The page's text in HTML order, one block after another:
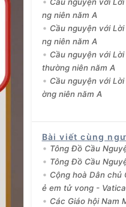
ng niên năm A
Cầu nguyện với
ng niên năm A
Cầu nguyện với
thường niên năm A
Cầu nguyện với
ờng niên năm A
Bài viết cùng
Tông Đồ Cầu
Tông Đồ Cầu
Cộng hoà Dân chủ
ẻ em tử vong -
Các Giáo hội Nam